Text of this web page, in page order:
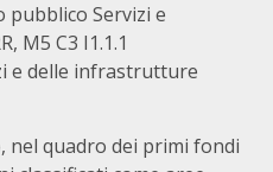
pubblico Servizi e
M5 C3 I1.1.1
e delle infrastrutture
nel quadro dei primi fondi